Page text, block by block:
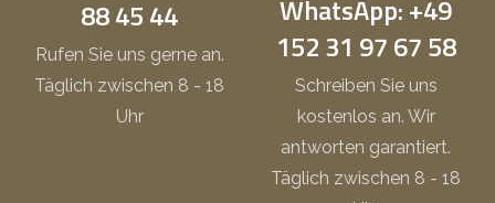
88 45 44
Rufen Sie uns gerne an.
Täglich zwischen 8 - 18
Uhr
WhatsApp: +49
152 31 97 67 58
Schreiben Sie uns
kostenlos an. Wir
antworten garantiert.
Täglich zwischen 8 - 18